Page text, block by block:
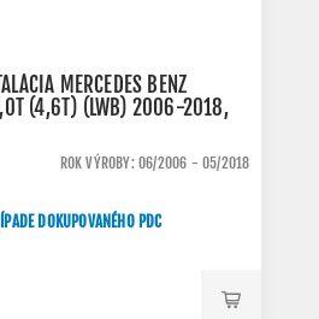
MERCEDES BENZ
(4,6T) (LWB) 2006-2018,
ROK VÝROBY: 06/2006 - 05/2018
DOKUPOVANÉHO PDC